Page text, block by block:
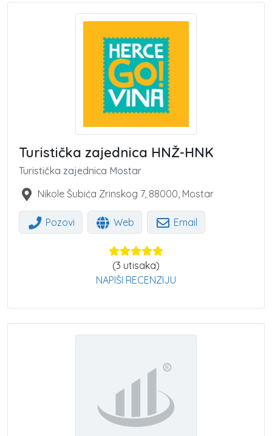
Turistička zajednica HNŽ-HNK
Turistička zajednica Mostar
Nikole Šubića Zrinskog 7, 88000 Mostar
Pozovi Web Email
(3 utisaka)
NAPIŠI RECENZIJU